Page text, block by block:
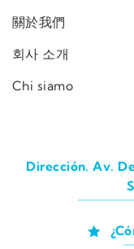
關於我們
회사 소개
Chi siamo
Dirección. Av.